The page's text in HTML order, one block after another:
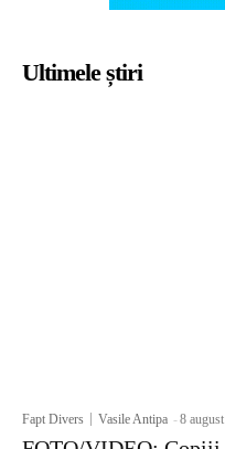
Ultimele știri
Fapt Divers Vasile Antipa -8